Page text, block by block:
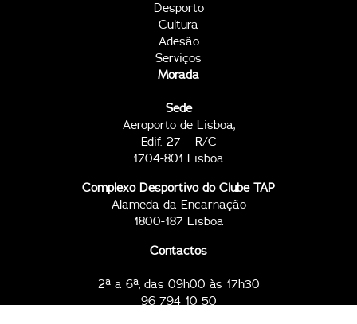
Desporto
Cultura
Adesão
Serviços
Morada
Sede
Aeroporto de Lisboa,
Edif. 27 – R/C
1704-801 Lisboa
Complexo Desportivo do Clube TAP
Alameda da Encarnação
1800-187 Lisboa
Contactos
2ª a 6ª, das 09h00 às 17h30
96 794 10 50